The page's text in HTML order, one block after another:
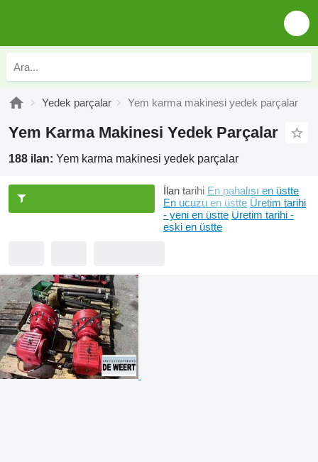
Yedek parçalar Yem karma makinesi yedek parçalar
Yem Karma Makinesi Yedek Parçalar
188 ilan: Yem karma makinesi yedek parçalar
İlan tarihi En pahalısı en üstte
En ucuzu en üstte Üretim tarihi
- yeni en üstte Üretim tarihi -
eski en üstte